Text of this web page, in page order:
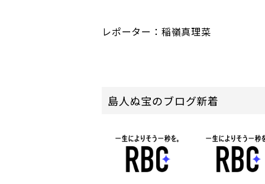
レポーター：稲嶺真理菜
島人ぬ宝のブログ新着